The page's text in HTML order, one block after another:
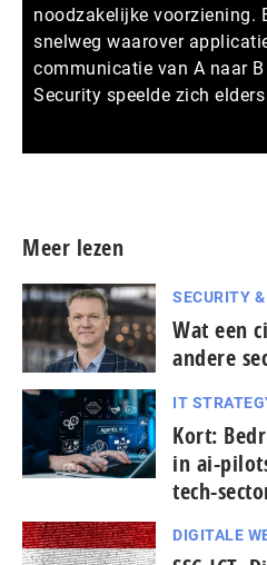
noodzakelijke voorziening.
snelweg waarover
communicatie van A naar
Security speelde zich
Meer lezen
SECURITY
Wat een
andere
IT
Kort:
in ai-
tech-
DIGITALE